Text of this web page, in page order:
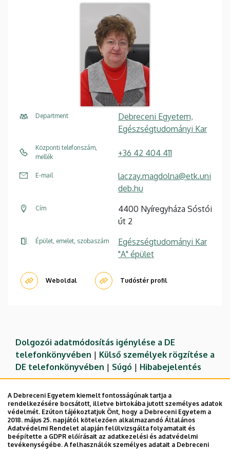
Department
Debreceni Egyetem,
Egészségtudományi Kar
Központi telefonszám,
mellék
+36 42 404 411
E-mail
laczay.magdolna@etk.uni
deb.hu
Cím
4400 Nyíregyháza Sóstói
út 2
Épület, emelet, szobaszám
Egészségtudományi Kar
"A" épület
Weboldal Tudóstér profil
Dolgozói adatmódosítás igénylése a DE
telefonkönyvében | Külső személyek rögzítése a
DE telefonkönyvében | Súgó | Hibabejelentés
A Debreceni Egyetem kiemelt fontosságúnak tartja a
rendelkezésére bocsátott, illetve birtokába jutott személyes adatok
védelmét. Ezúton tájékoztatjuk Önt, hogy a Debreceni Egyetem a
2018. május 25. napjától kötelezően alkalmazandó Általános
Adatvédelmi Rendelet alapján felülvizsgálta folyamatait és
beépítette a GDPR előírásait az adatkezelési és adatvédelmi
tevékenységébe. A felhasználók személyes adatait a Debreceni